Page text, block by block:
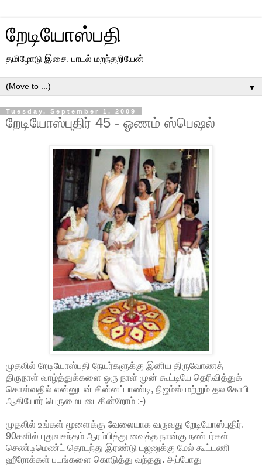
றேடியோஸ்பதி
தமிழோடு இசை, பாடல் மறந்தறியேன்
▼
Tuesday, September 1, 2009
றேடியோஸ்புதிர் 45 - ஓணம் ஸ்பெஷல்
முதலில் றேடியோஸ்பதி நேயர்களுக்கு இனிய திருவோணத்
திருநாள் வாழ்த்துக்களை ஒரு நாள் முன் கூட்டியே தெரிவித்துக்
கொள்வதில் என்னுடன் சின்னப்பாண்டி, நிஜம்ஸ் மற்றும் தல கோபி
ஆகியோர் பெருமையடைகின்றோம் ;-)
முதலில் உங்கள் மூளைக்கு வேலையாக வருவது றேடியோஸ்புதிர்.
90களில் புதுவசந்தம் ஆரம்பித்து வைத்த நான்கு நண்பர்கள்
செண்டிமெண்ட் தொடந்து இரண்டு டஜனுக்கு மேல் கூட்டணி
ஹீரோக்கள் படங்களை கொடுத்து வந்தது. அப்போது